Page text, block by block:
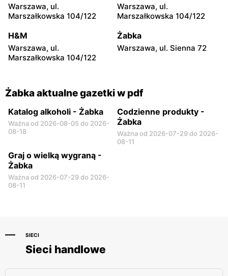
Żabka Żabka
Żabka
Warszawa, ul. Prosta 2/14
Żabka
Warszawa, ul.
Marszałkowska 104/122
Warszawa, ul.
Marszałkowska 104/122
H&M
Warszawa, ul.
Marszałkowska 104/122
Żabka
Warszawa, ul. Sienna 72
Żabka aktualne gazetki w pdf
Katalog alkoholi - Żabka
Ważna od 2026-08-05 do 2026-
08-18
Codzienne produkty -
Żabka
Ważna od 2026-07-29 do 2026-
08-11
Graj o wielką wygraną -
Żabka
Ważna od 2026-07-29 do 2026-
08-11
SIECI
Sieci handlowe